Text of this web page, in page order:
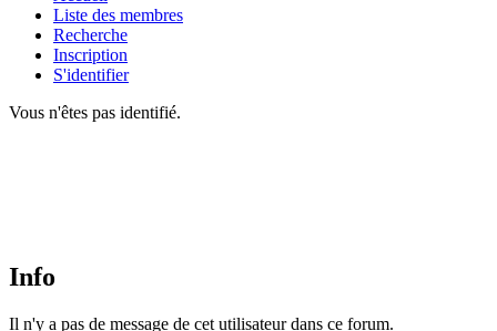
Liste des membres
Recherche
Inscription
S'identifier
Vous n'êtes pas identifié.
Info
Il n'y a pas de message de cet utilisateur dans ce forum.